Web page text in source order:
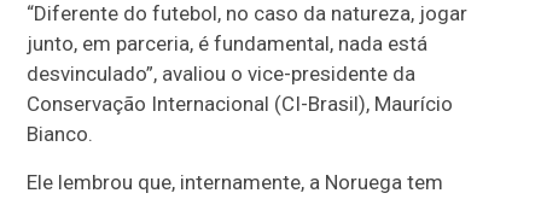
“Diferente do futebol, no caso da natureza, jogar
junto, em parceria, é fundamental, nada está
desvinculado”, avaliou o vice-presidente da
Conservação Internacional (CI-Brasil), Maurício
Bianco.
Ele lembrou que, internamente, a Noruega tem